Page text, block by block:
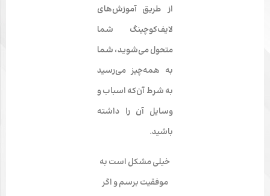
از طریق آموزش‌های
لایف‌کوچینگ شما
متحول می‌­شوید، شما
به همه‌چیز می‌­رسید
به شرط آن‌که اسباب و
وسایل آن را داشته
باشید.
خیلی مشکل است به
موفقیت برسم و اگر